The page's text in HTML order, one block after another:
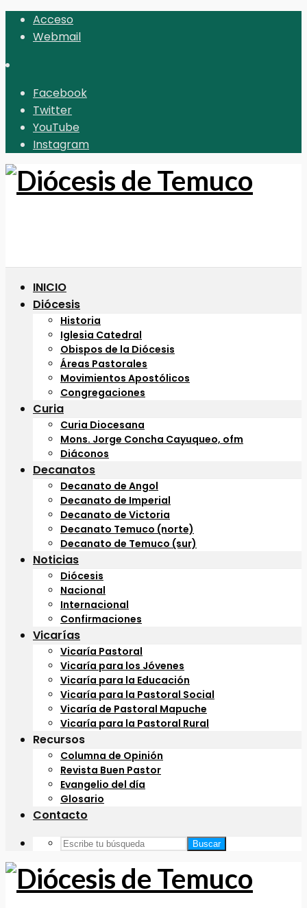
Acceso
Webmail
Facebook
Twitter
YouTube
Instagram
INICIO
Diócesis
Historia
Iglesia Catedral
Obispos de la Diócesis
Áreas Pastorales
Movimientos Apostólicos
Congregaciones
Curia
Curia Diocesana
Mons. Jorge Concha Cayuqueo, ofm
Diáconos
Decanatos
Decanato de Angol
Decanato de Imperial
Decanato de Victoria
Decanato Temuco (norte)
Decanato de Temuco (sur)
Noticias
Diócesis
Nacional
Internacional
Confirmaciones
Vicarías
Vicaría Pastoral
Vicaría para los Jóvenes
Vicaría para la Educación
Vicaría para la Pastoral Social
Vicaría de Pastoral Mapuche
Vicaría para la Pastoral Rural
Recursos
Columna de Opinión
Revista Buen Pastor
Evangelio del día
Glosario
Contacto
Buscar